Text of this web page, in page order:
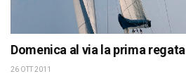
Domenica al via la prima regata
26 OTT 2011